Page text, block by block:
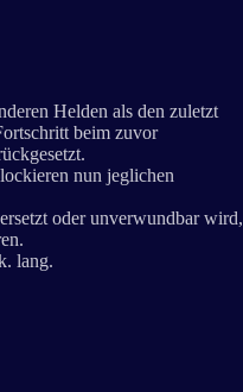
Helden als den zuletzt
beim zuvor
nun jeglichen
oder unverwundbar wird,
lang.